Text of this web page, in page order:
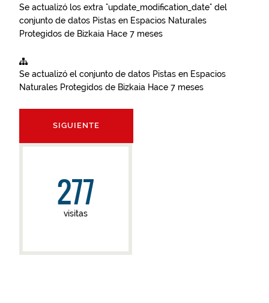
Se actualizó los extra "update_modification_date" del
conjunto de datos Pistas en Espacios Naturales
Protegidos de Bizkaia Hace 7 meses
Se actualizó el conjunto de datos Pistas en Espacios
Naturales Protegidos de Bizkaia Hace 7 meses
SIGUIENTE
277
visitas